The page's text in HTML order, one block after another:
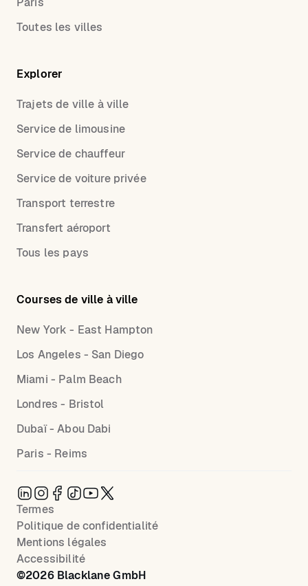
Toutes les villes
Explorer
Trajets de ville à ville
Service de limousine
Service de chauffeur
Service de voiture privée
Transport terrestre
Transfert aéroport
Tous les pays
Courses de ville à ville
New York - East Hampton
Los Angeles - San Diego
Miami - Palm Beach
Londres - Bristol
Dubaï - Abou Dabi
Paris - Reims
©2026Blacklane GmbH
Termes
Politique de confidentialité
Mentions légales
Accessibilité